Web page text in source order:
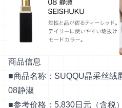
商品信息
■商品名称：SUQQU晶采丝绒
08静淑
■参考价格：5,830日元（含税）